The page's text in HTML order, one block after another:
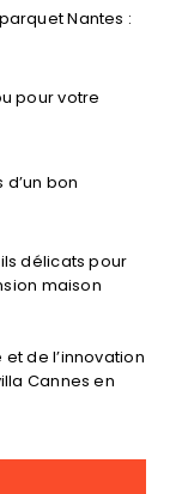
Nantes :
pour votre
bon
délicats pour
maison
de l’innovation
Cannes en